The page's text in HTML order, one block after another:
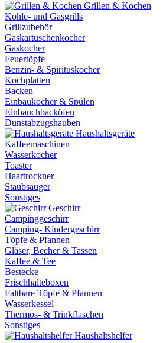
Grillen & Kochen
Kohle- und Gasgrills
Grillzubehör
Gaskartuschenkocher
Gaskocher
Feuertöpfe
Benzin- & Spirituskocher
Kochplatten
Backen
Einbaukocher & Spülen
Einbauchbacköfen
Dunstabzugshauben
Haushaltsgeräte
Kaffeemaschinen
Wasserkocher
Toaster
Haartrockner
Staubsauger
Sonstiges
Geschirr
Campinggeschirr
Camping- Kindergeschirr
Töpfe & Pfannen
Gläser, Becher & Tassen
Kaffee & Tee
Bestecke
Frischhalteboxen
Faltbare Töpfe & Pfannen
Wasserkessel
Thermos- & Trinkflaschen
Sonstiges
Haushaltshelfer